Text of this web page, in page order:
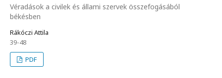
Véradások a civilek és állami szervek összefogásából
békésben
Rákóczi Attila
39-48
PDF